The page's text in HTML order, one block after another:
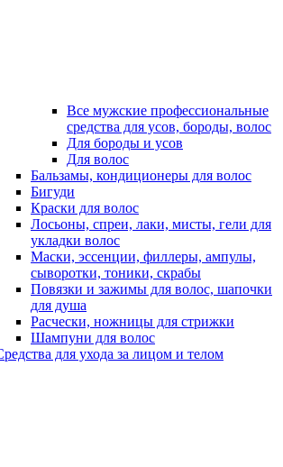
Все мужские профессиональные
средства для усов, бороды, волос
Для бороды и усов
Для волос
Бальзамы, кондиционеры для волос
Бигуди
Краски для волос
Лосьоны, спреи, лаки, мисты, гели для
укладки волос
Маски, эссенции, филлеры, ампулы,
сыворотки, тоники, скрабы
Повязки и зажимы для волос, шапочки
для душа
Расчески, ножницы для стрижки
Шампуни для волос
для ухода за лицом и телом